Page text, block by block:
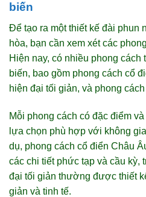
biến
Để tạo ra một thiết kế đài phun
hòa, bạn cần xem xét các
Hiện nay, có nhiều phong
biến, bao gồm phong cách cổ
hiện đại tối giản, và phong
Mỗi phong cách có đặc điểm
lựa chọn phù hợp với không
dụ, phong cách cổ điển Châu
các chi tiết phức tạp và cầu kỳ,
đại tối giản thường được thiết
giản và tinh tế.